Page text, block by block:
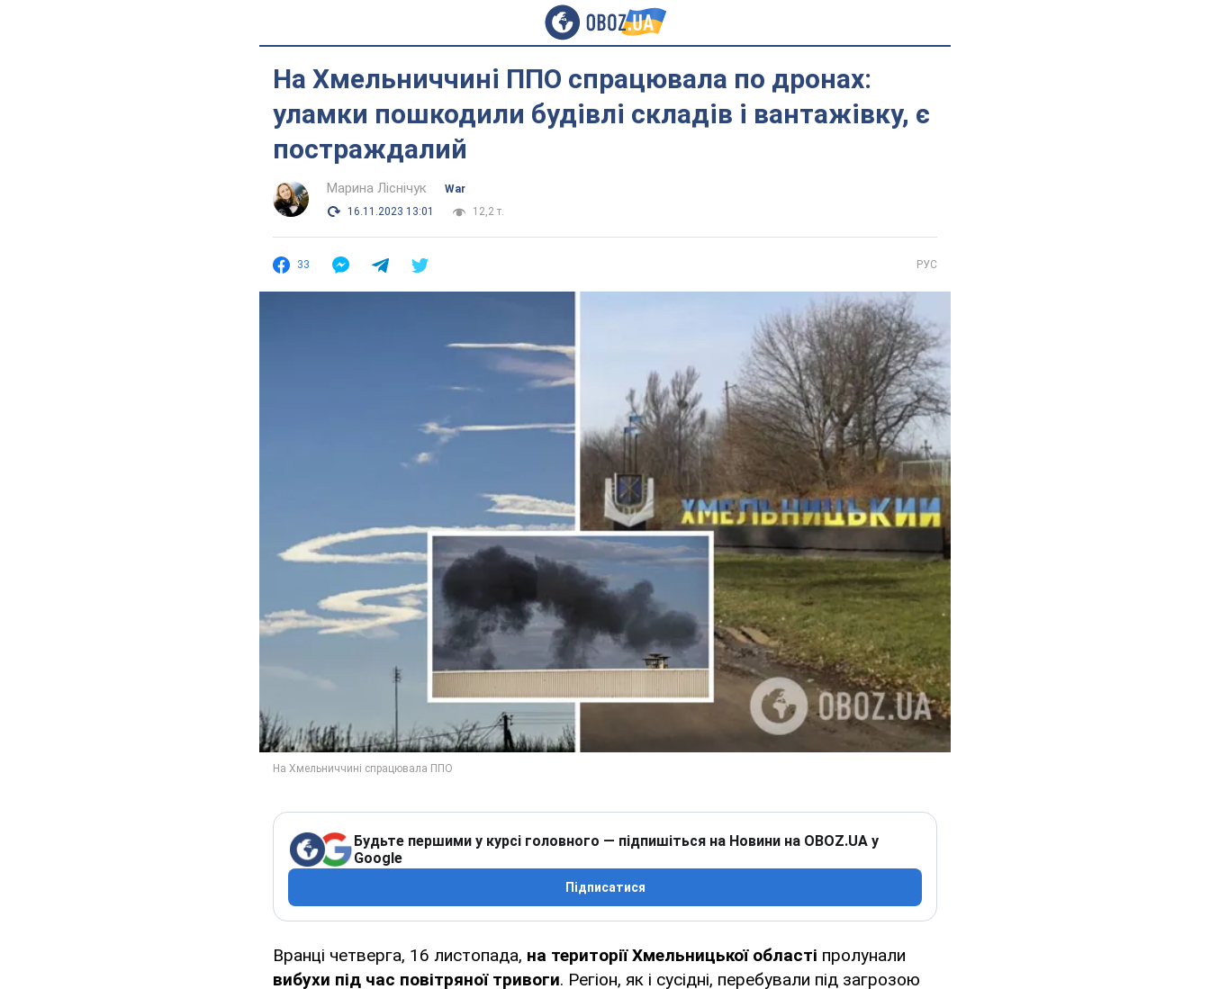
На Хмельниччині ППО спрацювала по дронах:
уламки пошкодили будівлі складів і вантажівку, є
постраждалий
Марина Ліснічук
War
16.11.2023 13:01
12,2 т.
33 РУС
Будьте першими у курсі головного — підпишіться на Новини на OBOZ.UA у
Google
Підписатися
Вранці четверга, 16 листопада, на території Хмельницької області пролунали
вибухи під час повітряної тривоги. Регіон, як і сусідні, перебували під загрозою